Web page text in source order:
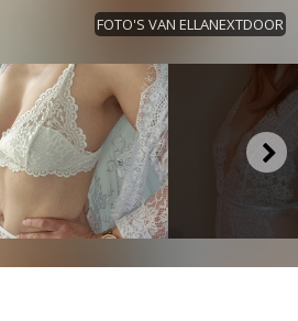
FOTO'S VAN ELLANEXTDOOR